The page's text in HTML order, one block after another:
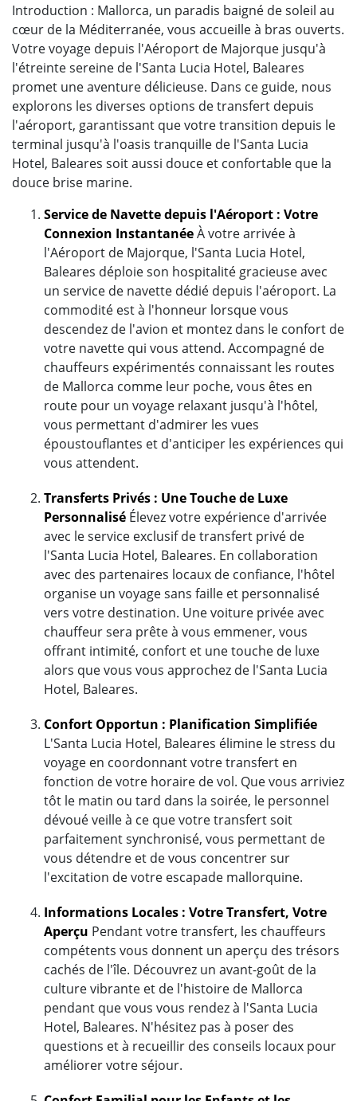
Introduction : Mallorca, un paradis baigné de soleil au
cœur de la Méditerranée, vous accueille à bras ouverts.
Votre voyage depuis l'Aéroport de Majorque jusqu'à
l'étreinte sereine de l'Santa Lucia Hotel, Baleares
promet une aventure délicieuse. Dans ce guide, nous
explorons les diverses options de transfert depuis
l'aéroport, garantissant que votre transition depuis le
terminal jusqu'à l'oasis tranquille de l'Santa Lucia
Hotel, Baleares soit aussi douce et confortable que la
douce brise marine.
Service de Navette depuis l'Aéroport : Votre
Connexion InstantanéeÀ votre arrivée à
l'Aéroport de Majorque, l'Santa Lucia Hotel,
Baleares déploie son hospitalité gracieuse avec
un service de navette dédié depuis l'aéroport. La
commodité est à l'honneur lorsque vous
descendez de l'avion et montez dans le confort de
votre navette qui vous attend. Accompagné de
chauffeurs expérimentés connaissant les routes
de Mallorca comme leur poche, vous êtes en
route pour un voyage relaxant jusqu'à l'hôtel,
vous permettant d'admirer les vues
époustouflantes et d'anticiper les expériences qui
vous attendent.
Transferts Privés : Une Touche de Luxe
Personnalisé Élevez votre expérience d'arrivée
avec le service exclusif de transfert privé de
l'Santa Lucia Hotel, Baleares. En collaboration
avec des partenaires locaux de confiance, l'hôtel
organise un voyage sans faille et personnalisé
vers votre destination. Une voiture privée avec
chauffeur sera prête à vous emmener, vous
offrant intimité, confort et une touche de luxe
alors que vous vous approchez de l'Santa Lucia
Hotel, Baleares.
Confort Opportun : Planification Simplifiée
L'Santa Lucia Hotel, Baleares élimine le stress du
voyage en coordonnant votre transfert en
fonction de votre horaire de vol. Que vous arriviez
tôt le matin ou tard dans la soirée, le personnel
dévoué veille à ce que votre transfert soit
parfaitement synchronisé, vous permettant de
vous détendre et de vous concentrer sur
l'excitation de votre escapade mallorquine.
Informations Locales : Votre Transfert, Votre
Aperçu Pendant votre transfert, les chauffeurs
compétents vous donnent un aperçu des trésors
cachés de l'île. Découvrez un avant-goût de la
culture vibrante et de l'histoire de Mallorca
pendant que vous vous rendez à l'Santa Lucia
Hotel, Baleares. N'hésitez pas à poser des
questions et à recueillir des conseils locaux pour
améliorer votre séjour.